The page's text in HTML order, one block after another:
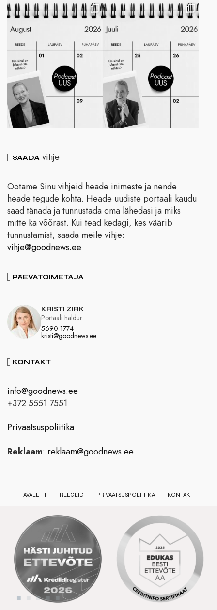
SAADA vihje
Ootame Sinu vihjeid heade inimeste ja nende
heade tegude kohta. Heade uudiste portaali kaudu
saad tänada ja tunnustada oma lähedasi ja miks
mitte ka võõrast. Kui tead kedagi, kes väärib
tunnustamist, saada meile vihje:
vihje@goodnews.ee
PÄEVATOIMETAJA
KRISTI ZIRK
5690 1774
kristi@goodnews.ee
Portaali haldur
KONTAKT
info@goodnews.ee
+372 5551 7551
Privaatsuspoliitika
Reklaam: reklaam@goodnews.ee
AVALEHT REEGLID PRIVAATSUSPOLIITIKA KONTAKT